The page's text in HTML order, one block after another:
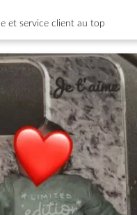
et service client au top